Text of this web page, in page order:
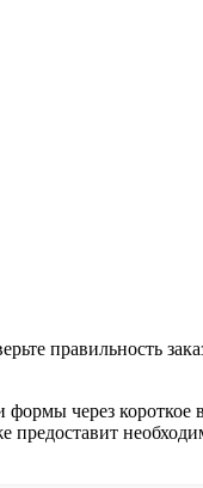
правильность
через
предоставит